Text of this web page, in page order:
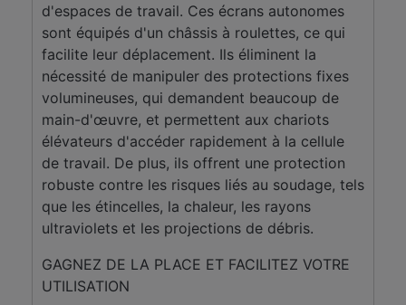
d'espaces de travail. Ces écrans autonomes
sont équipés d'un châssis à roulettes, ce qui
facilite leur déplacement. Ils éliminent la
nécessité de manipuler des protections fixes
volumineuses, qui demandent beaucoup de
main-d'œuvre, et permettent aux chariots
élévateurs d'accéder rapidement à la cellule
de travail. De plus, ils offrent une protection
robuste contre les risques liés au soudage, tels
que les étincelles, la chaleur, les rayons
ultraviolets et les projections de débris.
GAGNEZ DE LA PLACE ET FACILITEZ VOTRE
UTILISATION